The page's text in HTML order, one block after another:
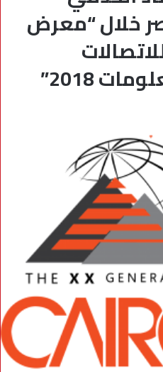
خلال “معرض
2018”